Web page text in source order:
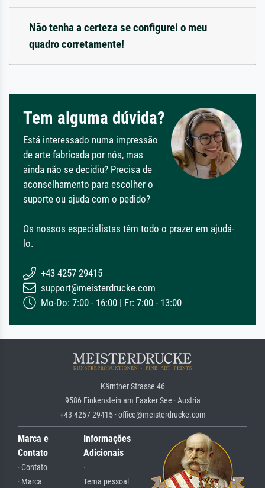
Não tenha a certeza se configurei o meu
quadro corretamente!
Tem alguma dúvida?
Está interessado numa impressão
de arte fabricada por nós, mas
ainda não se decidiu? Precisa de
aconselhamento para escolher o
suporte ou ajuda com o pedido?
Os nossos especialistas têm todo o prazer em ajudá-
lo.
+43 4257 29415
support@meisterdrucke.com
Mo-Do: 7:00 - 16:00 | Fr: 7:00 - 13:00
Kärntner Strasse 46
9586 Finkenstein am Faaker See · Austria
+43 4257 29415 · office@meisterdrucke.com
Marca e
Contato
· Contato
· Marca
Informações
Adicionais
·
Tema pessoal